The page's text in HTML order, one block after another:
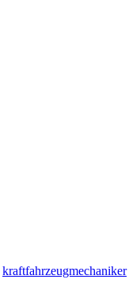
kraftfahrzeugmechaniker